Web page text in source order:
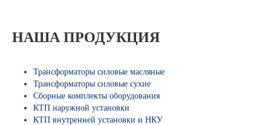
НАША ПРОДУКЦИЯ
Трансформаторы силовые масляные
Трансформаторы силовые сухие
Сборные комплекты оборудования
КТП наружной установки
КТП внутренней установки и НКУ